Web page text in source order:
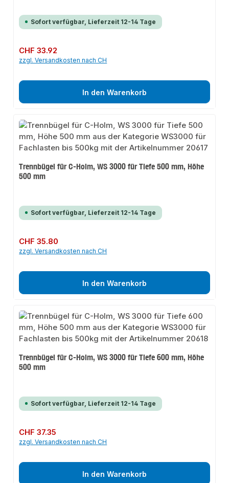
Sofort verfügbar, Lieferzeit 12-14 Tage
Regulärer Preis:
CHF 33.92
zzgl. Versandkosten nach CH
In den Warenkorb
Trennbügel für C-Holm, WS 3000 für Tiefe 500 mm, Höhe
500 mm
Sofort verfügbar, Lieferzeit 12-14 Tage
Regulärer Preis:
CHF 35.80
zzgl. Versandkosten nach CH
In den Warenkorb
Trennbügel für C-Holm, WS 3000 für Tiefe 600 mm, Höhe
500 mm
Sofort verfügbar, Lieferzeit 12-14 Tage
Regulärer Preis:
CHF 37.35
zzgl. Versandkosten nach CH
In den Warenkorb